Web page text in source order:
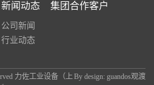
新闻动态
公司新闻
行业动态
集团合作客户
By design: guandos观渡
力佐工业设备（上